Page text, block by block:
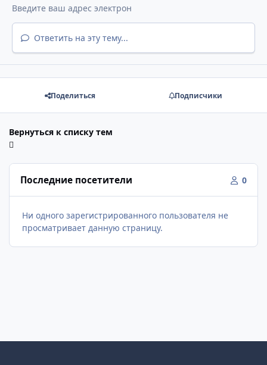
Ответить на эту тему...
Поделиться Подписчики
Вернуться к списку тем
Последние посетители 0
Ни одного зарегистрированного пользователя не
просматривает данную страницу.